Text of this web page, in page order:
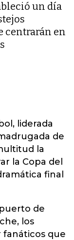
un día
centrarán en
liderada
de
la
la Copa del
final
de
los
fanáticos que